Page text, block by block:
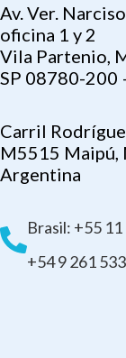
Av. Ver.
oficina 1 y 2
Vila Partenio,
SP 08780-200
Carril
M5515 Maipú,
Argentina
Brasil: +55
+54 9 261